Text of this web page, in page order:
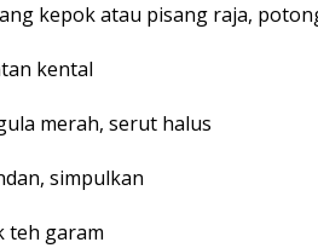
kepok atau pisang raja,
kental
merah, serut halus
simpulkan
teh garam